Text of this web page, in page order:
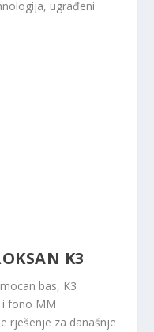
ugrađeni
K3
bas, K3
fono MM
rješenje za današnje